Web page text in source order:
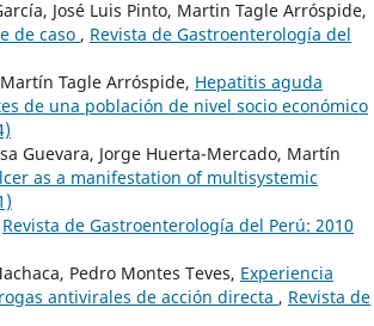
José Luis Pinto, Martin Tagle Arróspide,
de caso , Revista de Gastroenterología del
Tagle Arróspide, Hepatitis aguda
de una población de nivel socio económico
Guevara, Jorge Huerta-Mercado, Martín
as a manifestation of multisystemic
Revista de Gastroenterología del Perú: 2010
Pedro Montes Teves, Experiencia
antivirales de acción directa , Revista de